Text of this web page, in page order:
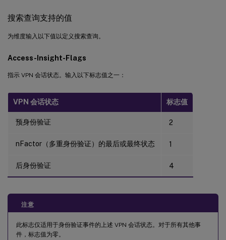
搜索查询支持的值
为维度输入以下值以定义搜索查询。
Access-Insight-Flags
指示 VPN 会话状态。输入以下标志值之一：
VPN 会话状态 标志值
预身份验证 2
nFactor（多重身份验证）的最后或最终状态 1
后身份验证 4
注意
此标志仅适用于身份验证事件的上述 VPN 会话状态。对于所有其他事
件，标志值为零。